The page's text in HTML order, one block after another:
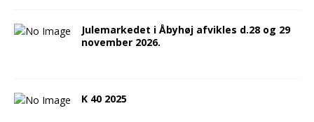
Julemarkedet i Åbyhøj afvikles d.28 og 29
november 2026.
K 40 2025